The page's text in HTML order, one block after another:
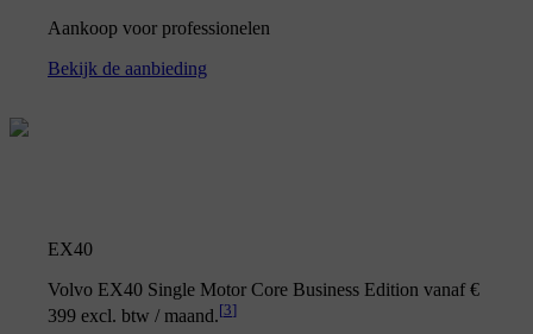
Aankoop voor professionelen
Bekijk de aanbieding
EX40
Volvo EX40 Single Motor Core Business Edition vanaf €
399 excl. btw / maand.[3]